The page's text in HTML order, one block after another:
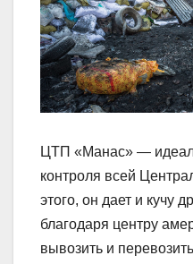
ЦТП «Манас» —
контроля всей
этого, он дает и кучу
благодаря центру
вывозить и